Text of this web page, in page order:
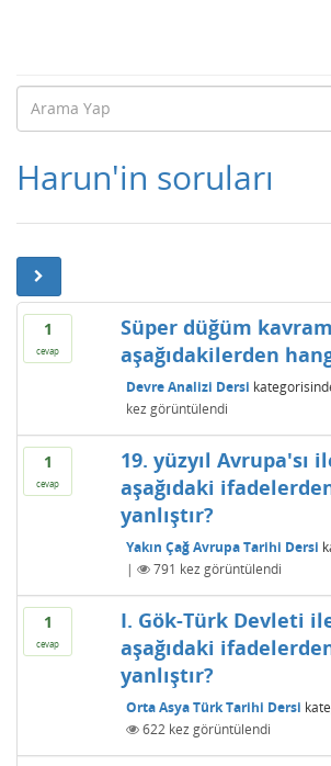
Harun'in soruları
1
cevap
Süper düğüm
aşağıdakilerden
Devre Analizi Dersi
kez görüntülendi
1
cevap
19. yüzyıl Avrupa'sı
aşağıdaki
yanlıştır?
Yakın Çağ Avrupa Tarihi Dersi
|
791 kez görüntülendi
1
cevap
I. Gök-Türk Devleti
aşağıdaki
yanlıştır?
Orta Asya Türk Tarihi Dersi
622kez görüntülendi